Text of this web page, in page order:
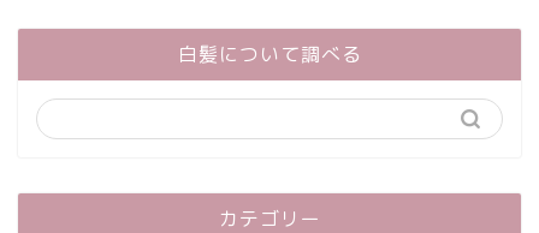
白髪について調べる
カテゴリー